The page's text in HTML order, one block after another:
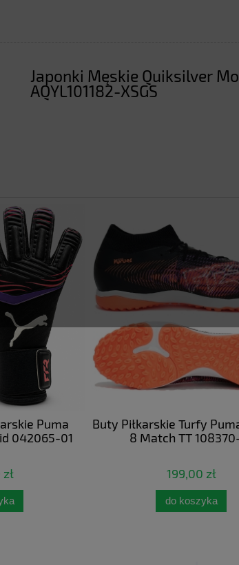
Japonki Męskie Quiksilver
AQYL101182-XSGS
Puma
042065-01
Buty Piłkarskie Turfy
8 Match TT
199,00 zł
do koszyka